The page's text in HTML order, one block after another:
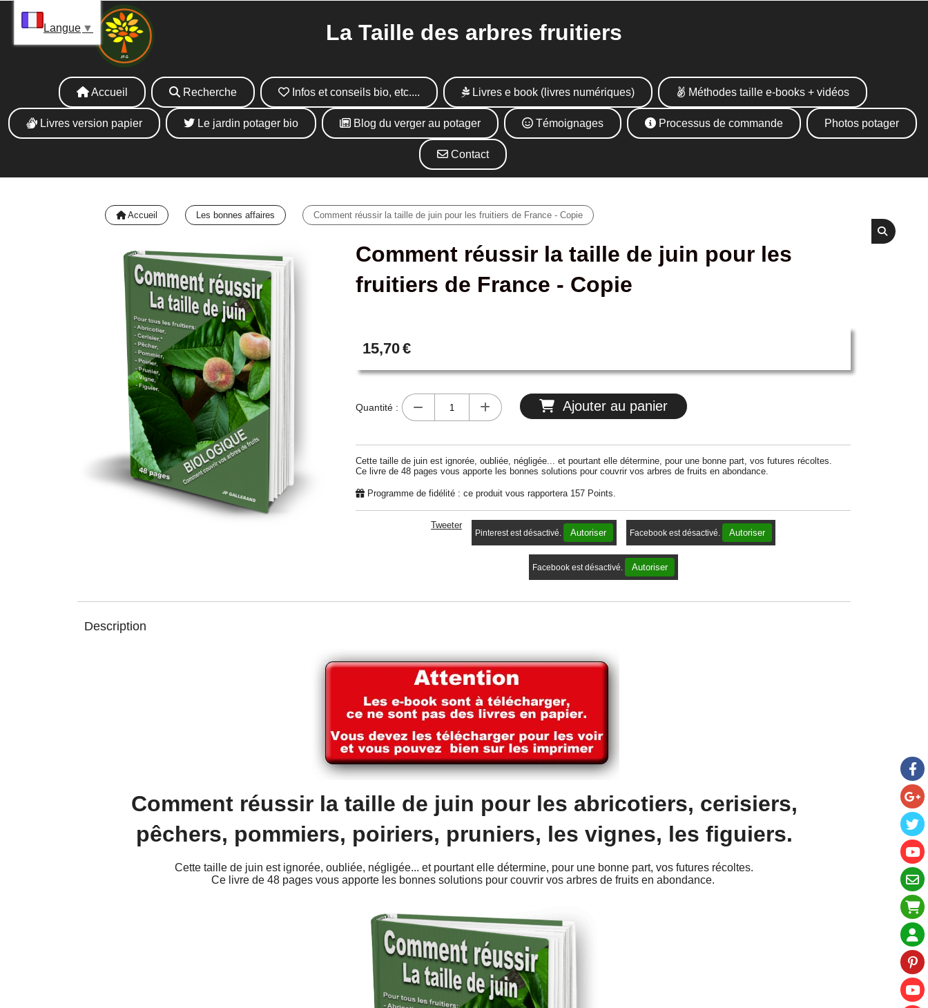
La Taille des arbres fruitiers
Accueil Recherche Infos et conseils bio, etc.... Livres e book (livres numériques) Méthodes taille e-books + vidéos
Livres version papier Le jardin potager bio Blog du verger au potager Témoignages Processus de commande Photos potager
Contact
Accueil Les bonnes affaires Comment réussir la taille de juin pour les fruitiers de France - Copie
Comment réussir la taille de juin pour les
fruitiers de France - Copie
15,70€
Quantité : Ajouter au panier
Cette taille de juin est ignorée, oubliée, négligée... et pourtant elle détermine, pour une bonne part, vos futures récoltes.
Ce livre de 48 pages vous apporte les bonnes solutions pour couvrir vos arbres de fruits en abondance.
Programme de fidélité : ce produit vous rapportera 157 Points.
Tweeter
Pinterest est désactivé. Autoriser Facebook est désactivé. Autoriser
Facebook est désactivé. Autoriser
Description
Comment réussir la taille de juin pour les abricotiers, cerisiers,
pêchers, pommiers, poiriers, pruniers, les vignes, les figuiers.
Cette taille de juin est ignorée, oubliée, négligée... et pourtant elle détermine, pour une bonne part, vos futures récoltes.
Ce livre de 48 pages vous apporte les bonnes solutions pour couvrir vos arbres de fruits en abondance.
Langue ▼